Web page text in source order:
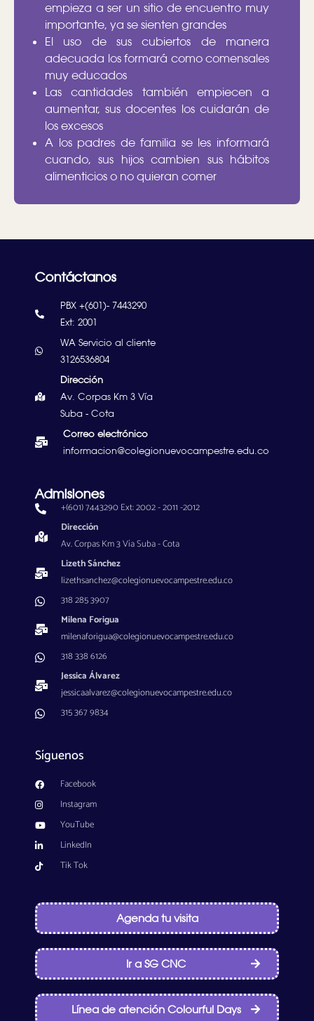
empieza a ser un sitio de encuentro muy
importante, ya se sienten grandes
El uso de sus cubiertos de manera
adecuada los formará como comensales
muy educados
Las cantidades también empiecen a
aumentar, sus docentes los cuidarán de
los excesos
A los padres de familia se les informará
cuando, sus hijos cambien sus hábitos
alimenticios o no quieran comer
Contáctanos
PBX +(601)- 7443290
Ext: 2001
WA Servicio al cliente
3126536804
Dirección
Av. Corpas Km 3 Vía
Suba - Cota
Correo electrónico
informacion@colegionuevocampestre.edu.co
Admisiones
+(601) 7443290 Ext: 2002 - 2011 -2012
Dirección
Av. Corpas Km 3 Vía Suba - Cota
Lizeth Sánchez
lizethsanchez@colegionuevocampestre.edu.co
318 285 3907
Milena Forigua
milenaforigua@colegionuevocampestre.edu.co
318 338 6126
Jessica Álvarez
jessicaalvarez@colegionuevocampestre.edu.co
315 367 9834
Síguenos
Facebook
Instagram
YouTube
LinkedIn
Tik Tok
Agenda tu visita
Ir a SG CNC
Línea de atención Colourful Days